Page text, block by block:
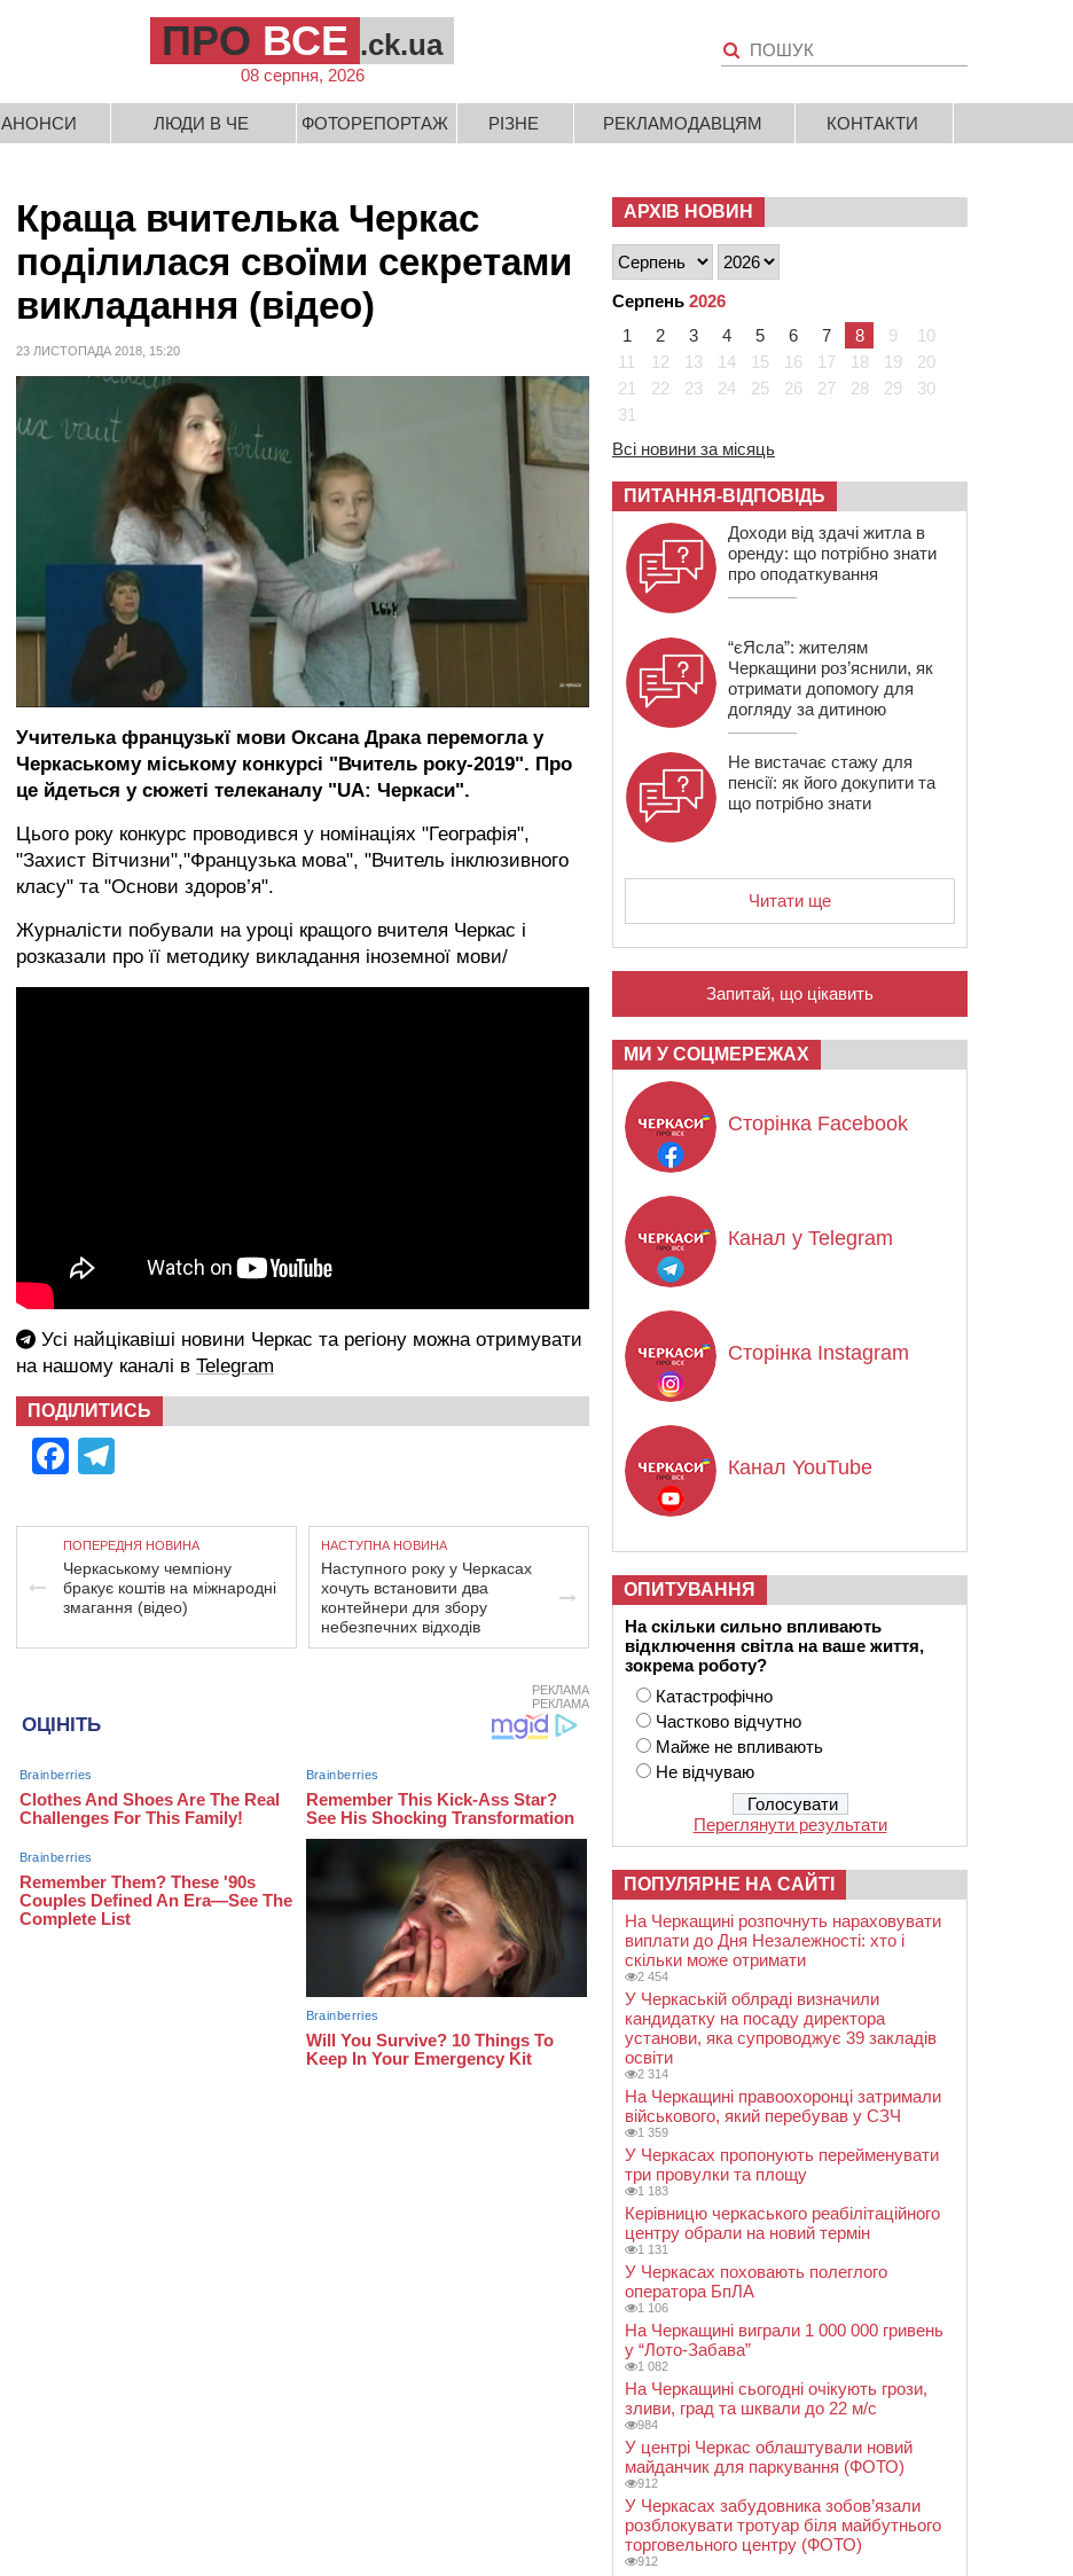
ПРО ВСЕ .ck.ua
08 серпня, 2026
АНОНСИ ЛЮДИ В ЧЕ ФОТОРЕПОРТАЖ РІЗНЕ РЕКЛАМОДАВЦЯМ КОНТАКТИ
Краща вчителька Черкас
поділилася своїми секретами
викладання (відео)
23 ЛИСТОПАДА 2018, 15:20
Учителька французькї мови Оксана Драка перемогла у
Черкаському міському конкурсі "Вчитель року-2019". Про
це йдеться у сюжеті телеканалу "UA: Черкаси".
Цього року конкурс проводився у номінаціях "Географія",
"Захист Вітчизни","Французька мова", "Вчитель інклюзивного
класу" та "Основи здоров’я".
Журналісти побували на уроці кращого вчителя Черкас і
розказали про її методику викладання іноземної мови/
Усі найцікавіші новини Черкас та регіону можна отримувати
на нашому каналі в Telegram
ПОДІЛИТИСЬ
Facebook
ПОПЕРЕДНЯ НОВИНА
Черкаському чемпіону
бракує коштів на міжнародні
змагання (відео)
НАСТУПНА НОВИНА
Наступного року у Черкасах
хочуть встановити два
контейнери для збору
небезпечних відходів
РЕКЛАМА
РЕКЛАМА
АРХІВ НОВИН
Серпень 2026
1
2 3 4 5 6 7 8 9
10
11
12 13 14 15 16 17 18 19
20
21
22 23 24 25 26 27 28 29
30
31
Всі новини за місяць
ПИТАННЯ-ВІДПОВІДЬ
Доходи від здачі житла в
оренду: що потрібно знати
про оподаткування
“єЯсла”: жителям
Черкащини роз’яснили, як
отримати допомогу для
догляду за дитиною
Не вистачає стажу для
пенсії: як його докупити та
що потрібно знати
Читати ще
Запитай, що цікавить
МИ У СОЦМЕРЕЖАХ
Сторінка Facebook
Канал у Telegram
Сторінка Instagram
Канал YouTube
ОПИТУВАННЯ
На скільки сильно впливають
відключення світла на ваше життя,
зокрема роботу?
Катастрофічно
Частково відчутно
Майже не впливають
Не відчуваю
Переглянути результати
ПОПУЛЯРНЕ НА САЙТІ
На Черкащині розпочнуть нараховувати
виплати до Дня Незалежності: хто і
скільки може отримати
2 454
У Черкаській облраді визначили
кандидатку на посаду директора
установи, яка супроводжує 39 закладів
освіти
2 314
На Черкащині правоохоронці затримали
військового, який перебував у СЗЧ
1 359
У Черкасах пропонують перейменувати
три провулки та площу
1 183
Керівницю черкаського реабілітаційного
центру обрали на новий термін
1 131
У Черкасах поховають полеглого
оператора БпЛА
1 106
На Черкащині виграли 1 000 000 гривень
у “Лото-Забава”
1 082
На Черкащині сьогодні очікують грози,
зливи, град та шквали до 22 м/с
984
У центрі Черкас облаштували новий
майданчик для паркування (ФОТО)
912
У Черкасах забудовника зобов’язали
розблокувати тротуар біля майбутнього
торговельного центру (ФОТО)
912